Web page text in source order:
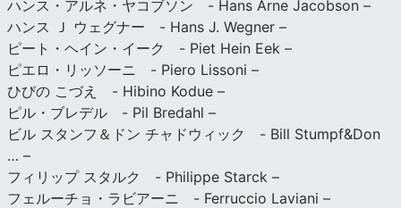
ハンス・アルネ・ヤコブソン - Hans Arne Jacobson –
ハンス Ｊ ウェグナー - Hans J. Wegner –
ピート・ヘイン・イーク - Piet Hein Eek –
ピエロ・リッソーニ - Piero Lissoni –
ひびの こづえ - Hibino Kodue –
ピル・ブレデル - Pil Bredahl –
ビル スタンフ＆ドン チャドウィック - Bill Stumpf&Don
… –
フィリップ スタルク - Philippe Starck –
フェルーチョ・ラビアーニ - Ferruccio Laviani –